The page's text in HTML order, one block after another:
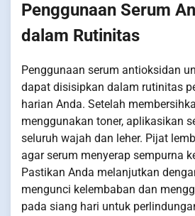
Penggunaan Serum
dalam Rutinitas
Penggunaan serum antioksidan
dapat disisipkan dalam rutinitas
harian Anda. Setelah
menggunakan toner, aplikasikan
seluruh wajah dan leher. Pijat
agar serum menyerap sempurna
Pastikan Anda melanjutkan
mengunci kelembaban dan
pada siang hari untuk